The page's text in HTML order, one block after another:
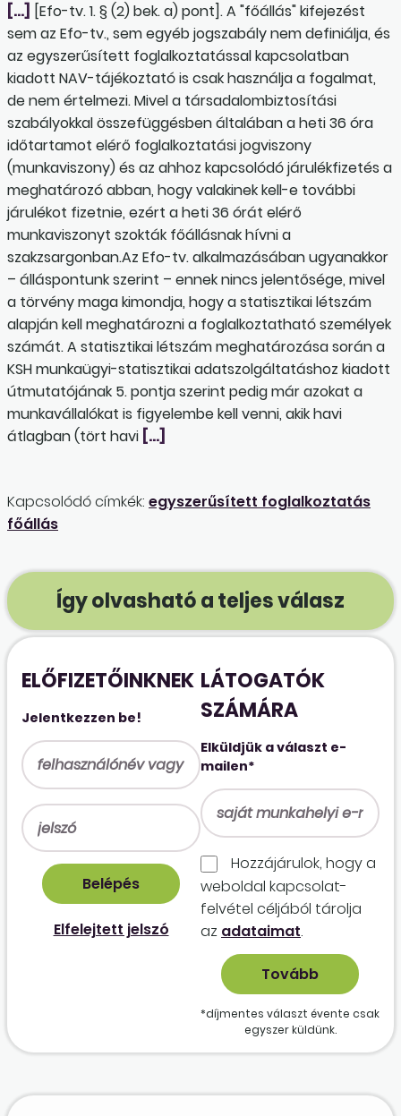
[…] [Efo-tv. 1. § (2) bek. a) pont]. A "főállás" kifejezést
sem az Efo-tv., sem egyéb jogszabály nem definiálja, és
az egyszerűsített foglalkoztatással kapcsolatban
kiadott NAV-tájékoztató is csak használja a fogalmat,
de nem értelmezi. Mivel a társadalombiztosítási
szabályokkal összefüggésben általában a heti 36 óra
időtartamot elérő foglalkoztatási jogviszony
(munkaviszony) és az ahhoz kapcsolódó járulékfizetés a
meghatározó abban, hogy valakinek kell-e további
járulékot fizetnie, ezért a heti 36 órát elérő
munkaviszonyt szokták főállásnak hívni a
szakzsargonban.Az Efo-tv. alkalmazásában ugyanakkor
– álláspontunk szerint – ennek nincs jelentősége, mivel
a törvény maga kimondja, hogy a statisztikai létszám
alapján kell meghatározni a foglalkoztatható személyek
számát. A statisztikai létszám meghatározása során a
KSH munkaügyi-statisztikai adatszolgáltatáshoz kiadott
útmutatójának 5. pontja szerint pedig már azokat a
munkavállalókat is figyelembe kell venni, akik havi
átlagban (tört havi […]
Kapcsolódó címkék: egyszerűsített foglalkoztatás
főállás
Így olvasható a teljes válasz
ELŐFIZETŐINKNEK
Jelentkezzen be!
Elfelejtett jelszó
LÁTOGATÓK
SZÁMÁRA
Elküldjük a választ e-
mailen*
Hozzájárulok, hogy a
weboldal kapcso­lat­
felvétel céljából tárolja
az adataimat.
*díjmentes választ évente csak
egyszer küldünk.